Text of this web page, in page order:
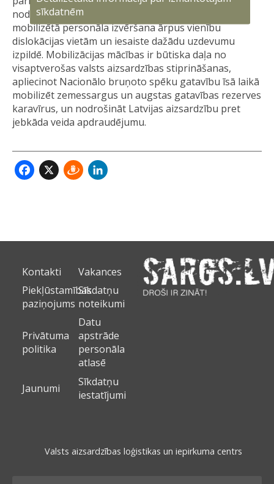
nodrošināšana ar ekipējumu un ieročiem, kā arī
mobilizētā personāla izvēršana ārpus vienību
dislokācijas vietām un iesaiste dažādu uzdevumu
izpildē. Mobilizācijas mācības ir būtiska daļa no
visaptverošas valsts aizsardzības stiprināšanas,
apliecinot Nacionālo bruņoto spēku gatavību īsā laikā
mobilizēt zemessargus un augstas gatavības rezerves
karavīrus, un nodrošināt Latvijas aizsardzību pret
jebkāda veida apdraudējumu.
Facebook
X Draugiem
Kontakti
Vakances
Piekļūstamības
paziņojums
Sīkdatņu
noteikumi
Privātuma
politika
Datu
apstrāde
personāla
atlasē
Jaunumi
Sīkdatņu
iestatījumi
Valsts aizsardzības loģistikas un iepirkuma centrs
sīkdatnēm